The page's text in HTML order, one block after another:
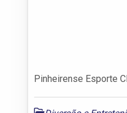
Pinheirense Esporte